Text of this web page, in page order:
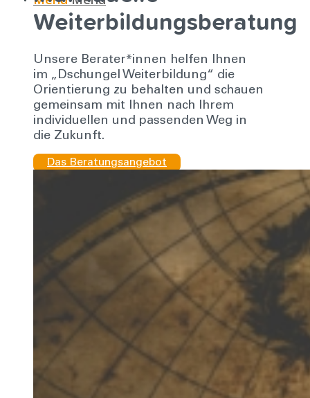
Weiterbildungsberatung
Unsere Berater*innen helfen Ihnen
im „Dschungel Weiterbildung“ die
Orientierung zu behalten und schauen
gemeinsam mit Ihnen nach Ihrem
individuellen und passenden Weg in
die Zukunft.
Das Beratungsangebot